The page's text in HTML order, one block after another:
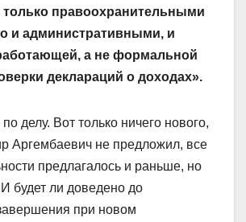
только правоохранительными
и административными, и
а не формальной
деклараций о доходах».
делу. Вот только ничего нового,
Аргембаевич не предложил, все
предлагалось и раньше, но
будет ли доведено до
при новом